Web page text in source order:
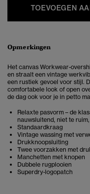
TOEVOEGEN
Opmerkingen
Het canvas Workwear-
en straalt een vintage
een rustiek gevoel voor stijl.
comfortabele look of open
de dag ook voor je in petto
Relaxte pasvorm – de
nauwsluitend, niet te
Standaardkraag
Vintage wassing met
Drukknoopsluiting
Twee voorzakken met
Manchetten met knopen
Dubbele rugplooien
Superdry-logopatch